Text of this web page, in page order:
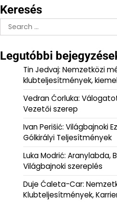
Keresés
Search
for:
Legutóbbi
Tin Jedvaj: Nemzetközi
klubteljesítmények,
Vedran Ćorluka:
Vezetői szerep
Ivan Perišić: Világbajnoki
Gólkirályi Teljesítmények
Luka Modrić: Aranylabda,
Világbajnoki szereplés
Duje Ćaleta-Car:
Klubteljesítmények,